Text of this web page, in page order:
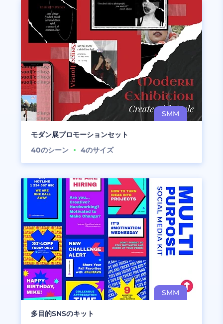
モダン展プロモーションセット
40のシーン 4のサイズ
多目的SNSのキット